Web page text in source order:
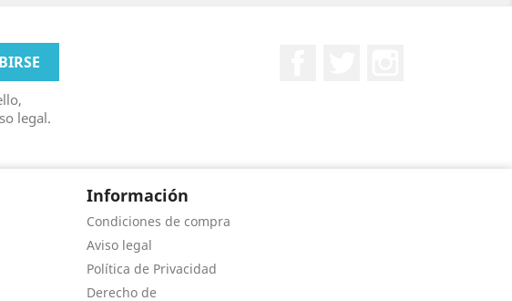
legal.
Información
Condiciones de compra
Aviso legal
Política de Privacidad
Derecho de